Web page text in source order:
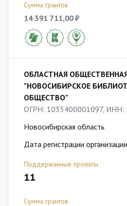
Сумма грантов
14 391 711,00 ₽
ОБЛАСТНАЯ
"НОВОСИБИРСКОЕ
ОБЩЕСТВО"
ОГРН: 1035400001097, ИНН:
Новосибирская область
Дата регистрации
Поддержанные проекты
11
Сумма грантов